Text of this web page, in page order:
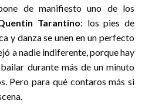
de manifiesto uno de los
Tarantino: los pies de
y danza se unen en un perfecto
a nadie indiferente, porque hay
durante más de un minuto
Pero para qué contaros más si